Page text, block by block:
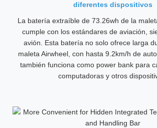
diferentes dispositivos
La batería extraíble de 73.26wh de la
cumple con los estándares de aviación,
avión. Esta batería no solo ofrece larga
maleta Airwheel, con hasta 9.2km/h de
también funciona como power bank para
computadoras y otros